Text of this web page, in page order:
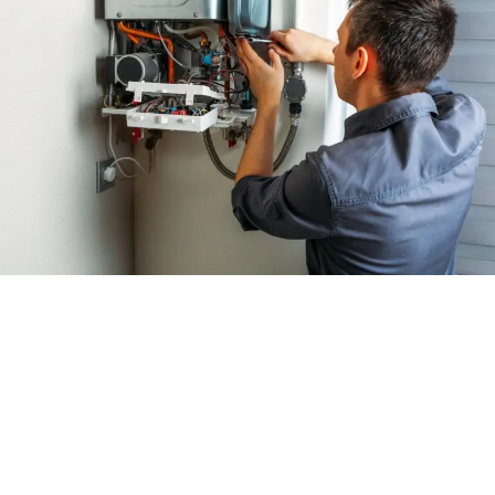
dolaylı hissedarı olmuştur.
Naturelgaz Genel Müdürü Hasan Tahsin Turan,
“2025 yılında da önceki yıllarda olduğu gibi
büyümeye ve operasyonel verimliliğe
odaklanılırken, şirketin uluslararası bir yapıya
geçişini destekleyen ilk stratejik adımlarını hayata
geçirdik” dedi. Ayrıca Muş’un Bulanık ilçesinde
devreye alınan güneş enerjisi santralinde (GES)
üretime başlandığını aktaran Turan, güçlü
operasyonel performans sayesinde FAVÖK’ün yıllık